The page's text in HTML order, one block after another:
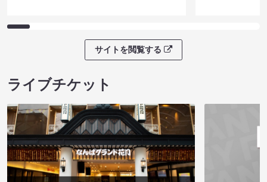
サイトを閲覧する
ライブチケット